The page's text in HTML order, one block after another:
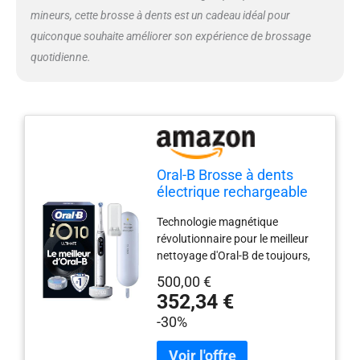
êtes prêt à relever le défi Oral-B
des 30 jours ? Satisfait ou
mineurs, cette brosse à dents est un cadeau idéal pour
quiconque souhaite améliorer son expérience de brossage
quotidienne.
Oral-B Brosse à dents
électrique rechargeable
pression, affichage
interactif, intelligence
artificielle avec coaching
en direct, 1 tête, 1 brosse,
étui de voyage, blanc,
idée cadeau
Technologie magnétique
révolutionnaire pour le meilleur
nettoyage d'Oral-B de toujours,
professionnelle et un incroyable
brossage personnalisé Combine
la tête ronde exclusive de la
brosse à dents Oral-B avec de
délicates micro-vibrations, pour
500,00 €
352,34 €
-30%